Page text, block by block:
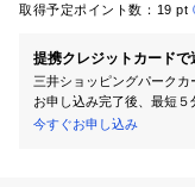
取得予定ポイント数： 19 pt
提携クレジットカードで
三井ショッピングパークカ
お申し込み完了後、最短５
今すぐお申し込み